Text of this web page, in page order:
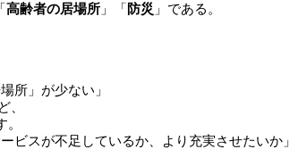
高齢者の居場所 」「 防災 」である。
所」が少ない」
、
スが不足しているか、より充実させたいか」